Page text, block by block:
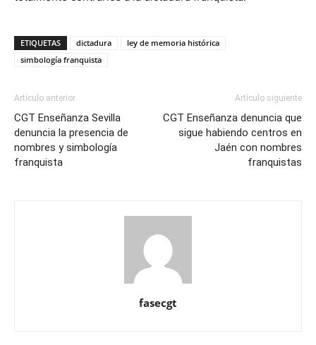
ETIQUETAS dictadura
ley de memoria histórica
simbología franquista
Artículo anterior
CGT Enseñanza Sevilla
denuncia la presencia de
nombres y simbología
franquista
Artículo siguiente
CGT Enseñanza denuncia que
sigue habiendo centros en
Jaén con nombres
franquistas
fasecgt